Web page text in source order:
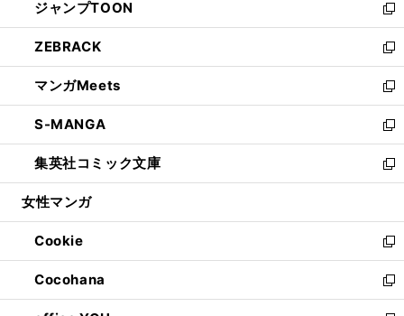
く
で
開
く
ド
ウ
で
開
く
ィ
ン
ド
ウ
で
開
く
い
ウ
ィ
ン
ド
ウ
で
開
く
ジャンプTOON
新
し
い
ウ
ィ
ン
ド
ウ
で
開
ZEBRACK
新
し
い
ウ
ィ
ン
ド
ウ
開
く
マンガMeets
新
し
い
ウ
ィ
ン
ウ
で
開
く
S-MANGA
新
し
い
ウ
ン
ド
ウ
で
開
集英社コミック文庫
新
し
ウ
ィ
ン
ド
ウ
女性マンガ
Cookie
新
し
い
ウ
Cocohana
新
し